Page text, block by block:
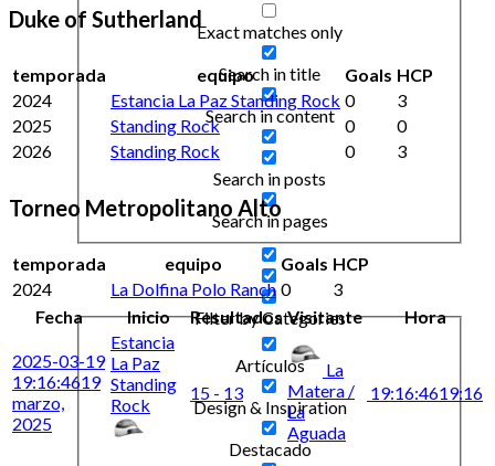
Exact matches only
Search in title
Search in content
Search in posts
Search in pages
Filter by Categories
Artículos
Design & Inspiration
Destacado
Duke of Sutherland
temporada equipo Goals HCP
2024
Estancia La Paz Standing Rock 0
3
2025
Standing Rock 0
0
2026
Standing Rock 0 3
Torneo Metropolitano Alto
temporada equipo Goals HCP
2024
La Dolfina Polo Ranch 0
3
Fecha
Inicio Resultados Visitante Hora
2025-03-19
19:16:4619
marzo,
2025
Estancia
La Paz
Standing
Rock
15 - 13
La
Matera /
La
Aguada
19:16:4619:16